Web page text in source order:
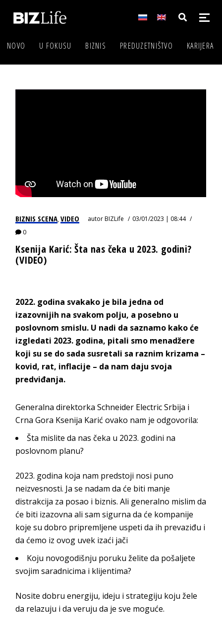
NOVO U FOKUSU BIZNIS PREDUZETNIŠTVO KARIJERA
BIZNIS SCENA,VIDEO autorBIZLife
03/01/2023 | 08:44
0
Ksenija Karić: Šta nas čeka u 2023. godini?
(VIDEO)
2022. godina svakako je bila jedna od
izazovnijih na svakom polju, a posebno u
poslovnom smislu. U nadi da saznamo kako će
izgledati 2023. godina, pitali smo menadžere
koji su se do sada susretali sa raznim krizama –
kovid, rat, inflacije – da nam daju svoja
predviđanja.
Generalna direktorka Schneider Electric Srbija i
Crna Gora Ksenija Karić ovako nam je odgovorila:
Šta mislite da nas čeka u 2023. godini na
poslovnom planu?
2023. godina koja nam predstoji nosi puno
neizvesnosti. Ja se nadam da će biti manje
distrakcija za posao i biznis. Ali generalno mislim da
će biti izazovna ali sam sigurna da će kompanije
koje su dobro pripremljene uspeti da ih prevaziđu i
da ćemo iz ovog uvek izaći jači
Koju novogodišnju poruku želite da pošaljete
svojim saradnicima i klijentima?
Nosite dobru energiju, ideju i strategiju koju žele
da relazuju i da veruju da je sve moguće.